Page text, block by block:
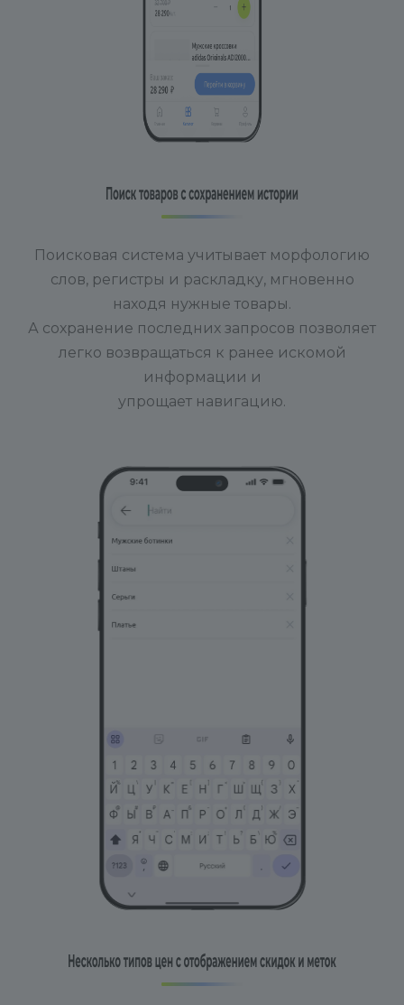
Поисковая система учитывает морфологию
слов, регистры и раскладку, мгновенно
находя нужные товары.
А сохранение последних запросов позволяет
легко возвращаться к ранее искомой
информации и
упрощает навигацию.